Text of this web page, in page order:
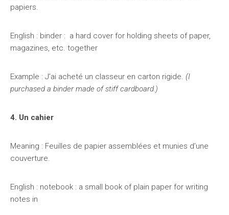
papiers.
English : binder : a hard cover for holding sheets of paper,
magazines, etc. together
Example : J’ai acheté un classeur en carton rigide. (I
purchased a binder made of stiff cardboard.)
4. Un cahier
Meaning : Feuilles de papier assemblées et munies d’une
couverture.
English : notebook : a small book of plain paper for writing
notes in